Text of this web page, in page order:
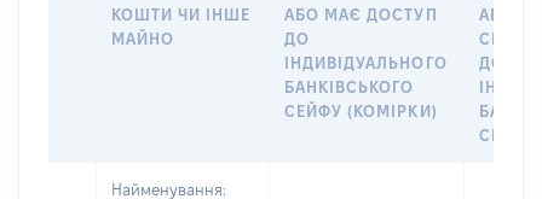
КОШТИ ЧИ ІНШЕ
МАЙНО
АБО МАЄ ДОСТУП
ДО
ІНДИВІДУАЛЬНОГО
БАНКІВСЬКОГО
СЕЙФУ (КОМІРКИ)
АБО
СІМ’Ї
СЕЙФУ
Найменування: